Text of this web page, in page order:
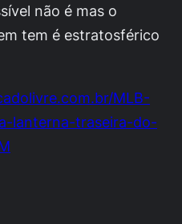
não é mas o
tem é estratosférico
MLB-
lanterna-traseira-do-